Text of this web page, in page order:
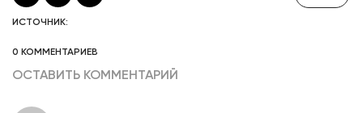
ИСТОЧНИК:
0 КОММЕНТАРИЕВ
ОСТАВИТЬ КОММЕНТАРИЙ